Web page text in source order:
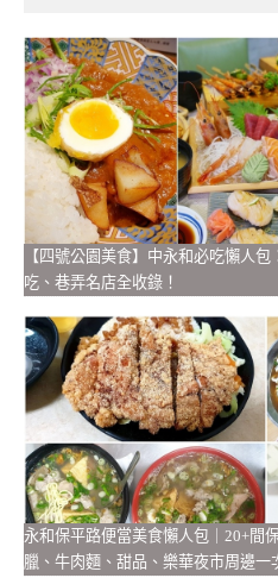
【四號公園美食】中永和必吃懶人
吃、巷弄名店全收錄！
永和保平路便當美食懶人包｜20+間
臘、牛肉麵、甜品、樂華夜市周邊一